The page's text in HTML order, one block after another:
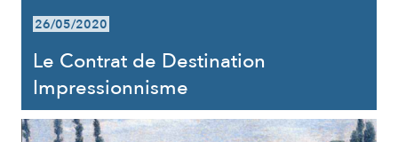
26/05/2020
Le Contrat de Destination
Impressionnisme